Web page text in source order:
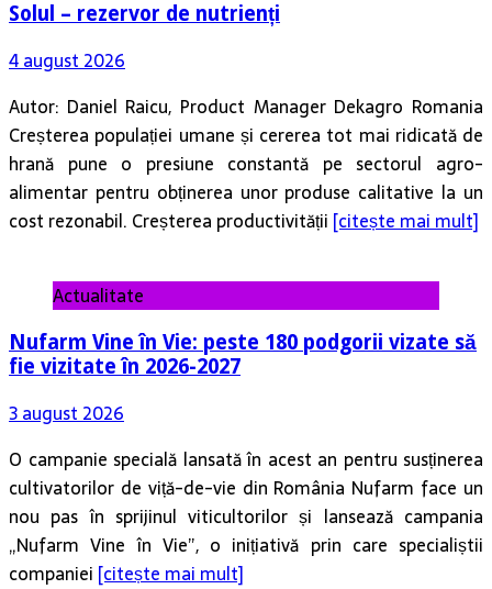
Solul – rezervor de nutrienți
4 august 2026
Autor: Daniel Raicu, Product Manager Dekagro Romania
Creșterea populației umane și cererea tot mai ridicată de
hrană pune o presiune constantă pe sectorul agro-
alimentar pentru obținerea unor produse calitative la un
cost rezonabil. Creșterea productivității [citește mai mult]
Actualitate
Nufarm Vine în Vie: peste 180 podgorii vizate să
fie vizitate în 2026-2027
3 august 2026
O campanie specială lansată în acest an pentru susținerea
cultivatorilor de viță-de-vie din România Nufarm face un
nou pas în sprijinul viticultorilor și lansează campania
„Nufarm Vine în Vie”, o inițiativă prin care specialiștii
companiei [citește mai mult]